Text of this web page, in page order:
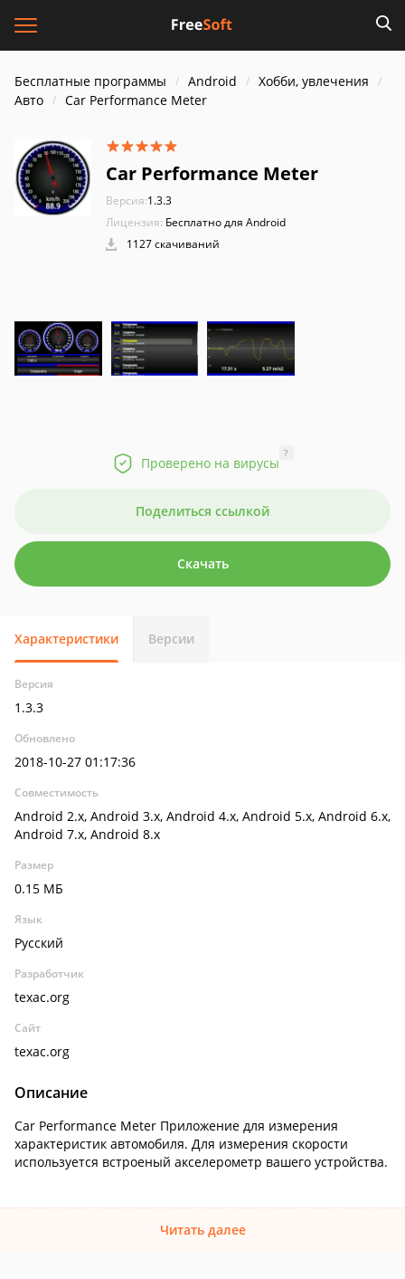
Бесплатные программы Android
Хобби, увлечения
Авто
Car Performance Meter
Car Performance Meter
Версия:1.3.3
Лицензия: Бесплатно для Android
1127 скачиваний
Проверено на вирусы
?
Поделиться ссылкой
Скачать
Характеристики Версии
Версия
1.3.3
Обновлено
2018-10-27 01:17:36
Совместимость
Android 2.x, Android 3.x, Android 4.x, Android 5.x, Android 6.x,
Android 7.x, Android 8.x
Размер
0.15 МБ
Язык
Русский
Разработчик
texac.org
Сайт
texac.org
Описание
Car Performance Meter Приложение для измерения
характеристик автомобиля. Для измерения скорости
используется встроеный акселерометр вашего устройства.
Читать далее